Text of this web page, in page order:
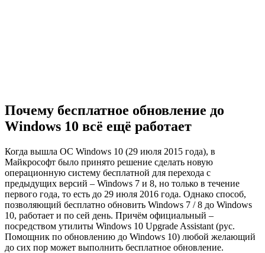
Почему бесплатное обновление до
Windows 10 всё ещё работает
Когда вышла ОС Windows 10 (29 июля 2015 года), в
Майкрософт было принято решение сделать новую
операционную систему бесплатной для перехода с
предыдущих версий – Windows 7 и 8, но только в течение
первого года, то есть до 29 июля 2016 года. Однако способ,
позволяющий бесплатно обновить Windows 7 / 8 до Windows
10, работает и по сей день. Причём официальный –
посредством утилиты Windows 10 Upgrade Assistant (рус.
Помощник по обновлению до Windows 10) любой желающий
до сих пор может выполнить бесплатное обновление.